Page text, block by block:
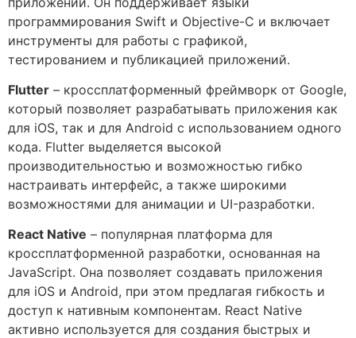
программирования Swift и Objective-C и включает
инструменты для работы с графикой,
тестированием и публикацией приложений.
Flutter – кроссплатформенный фреймворк от Google,
который позволяет разрабатывать приложения как
для iOS, так и для Android с использованием одного
кода. Flutter выделяется высокой
производительностью и возможностью гибко
настраивать интерфейс, а также широкими
возможностями для анимации и UI-разработки.
React Native – популярная платформа для
кроссплатформенной разработки, основанная на
JavaScript. Она позволяет создавать приложения
для iOS и Android, при этом предлагая гибкость и
доступ к нативным компонентам. React Native
активно используется для создания быстрых и